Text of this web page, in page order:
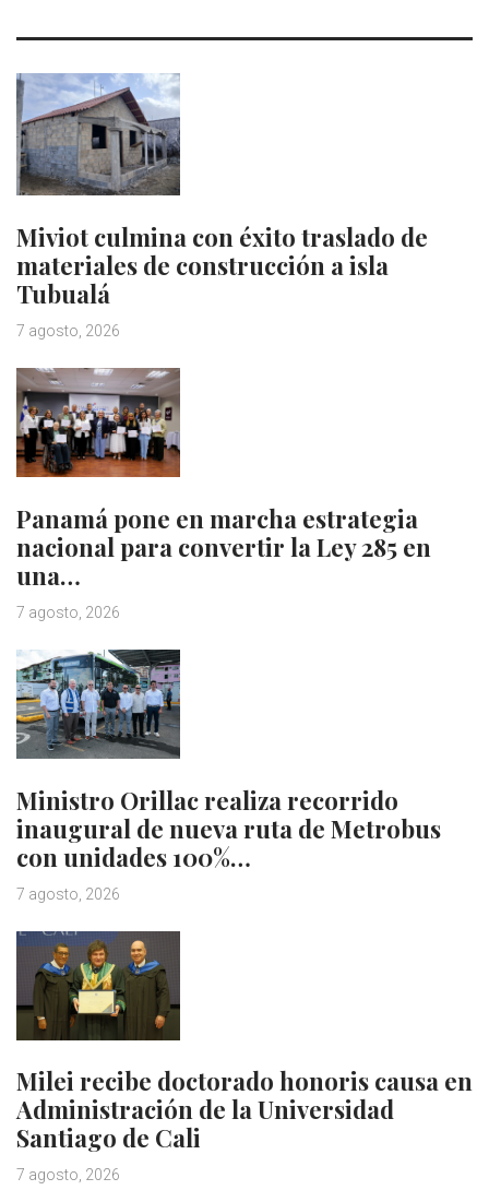
Miviot culmina con éxito traslado de
materiales de construcción a isla
Tubualá
7 agosto, 2026
Panamá pone en marcha estrategia
nacional para convertir la Ley 285 en
una…
7 agosto, 2026
Ministro Orillac realiza recorrido
inaugural de nueva ruta de Metrobus
con unidades 100%…
7 agosto, 2026
Milei recibe doctorado honoris causa en
Administración de la Universidad
Santiago de Cali
7 agosto, 2026